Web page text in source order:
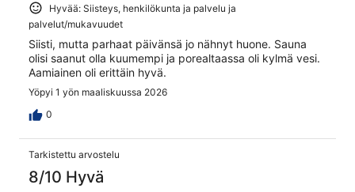
Hyvää: Siisteys, henkilökunta ja palvelu ja
palvelut/mukavuudet
Siisti, mutta parhaat päivänsä jo nähnyt huone. Sauna
olisi saanut olla kuumempi ja porealtaassa oli kylmä vesi.
Aamiainen oli erittäin hyvä.
Yöpyi 1 yön maaliskuussa 2026
0
Tarkistettu arvostelu
8/10 Hyvä